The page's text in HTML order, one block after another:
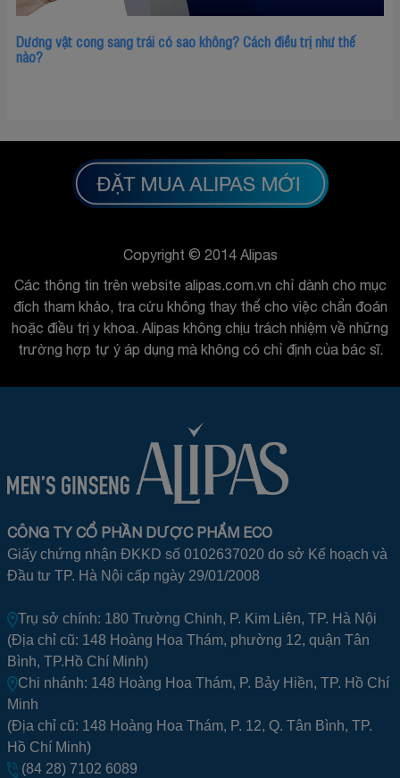
Dương vật cong sang trái có sao không? Cách điều trị như thế
nào?
Copyright © 2014 Alipas
Các thông tin trên website alipas.com.vn chỉ dành cho mục
đích tham khảo, tra cứu không thay thế cho việc chẩn đoán
hoặc điều trị y khoa. Alipas không chịu trách nhiệm về những
trường hợp tự ý áp dụng mà không có chỉ định của bác sĩ.
CÔNG TY CỔ PHẦN DƯỢC PHẨM ECO
Giấy chứng nhận ĐKKD số 0102637020 do sở Kế hoạch và
Đầu tư TP. Hà Nội cấp ngày 29/01/2008
Trụ sở chính: 180 Trường Chinh, P. Kim Liên, TP. Hà Nội
(Địa chỉ cũ: 148 Hoàng Hoa Thám, phường 12, quận Tân
Bình, TP.Hồ Chí Minh)
Chi nhánh: 148 Hoàng Hoa Thám, P. Bảy Hiền, TP. Hồ Chí
Minh
(Địa chỉ cũ: 148 Hoàng Hoa Thám, P. 12, Q. Tân Bình, TP.
Hồ Chí Minh)
(84 28) 7102 6089